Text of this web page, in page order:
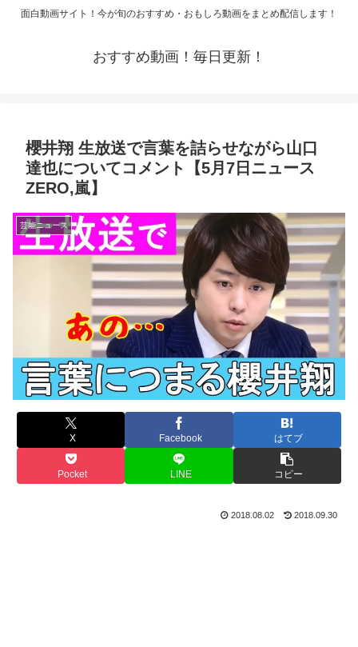
面白動画サイト！今が旬のおすすめ・おもしろ動画をまとめ配信します！
おすすめ動画！毎日更新！
櫻井翔 生放送で言葉を詰らせながら山口
達也についてコメント【5月7日ニュース
ZERO,嵐】
芸能ニュース
X Facebook はてブ
Pocket LINE コピー
2018.08.02 2018.09.30